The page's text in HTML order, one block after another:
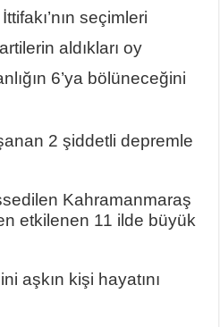
seçimleri
aldıkları oy
6’ya bölüneceğini
2 şiddetli depremle
Kahramanmaraş
etkilenen 11 ilde büyük
aşkın kişi hayatını